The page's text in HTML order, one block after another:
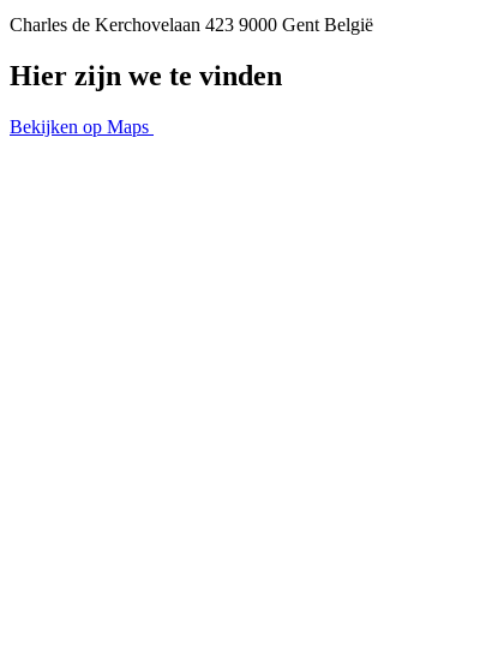
Charles de Kerchovelaan 423 9000 Gent België
Hier zijn we te vinden
Bekijken op Maps